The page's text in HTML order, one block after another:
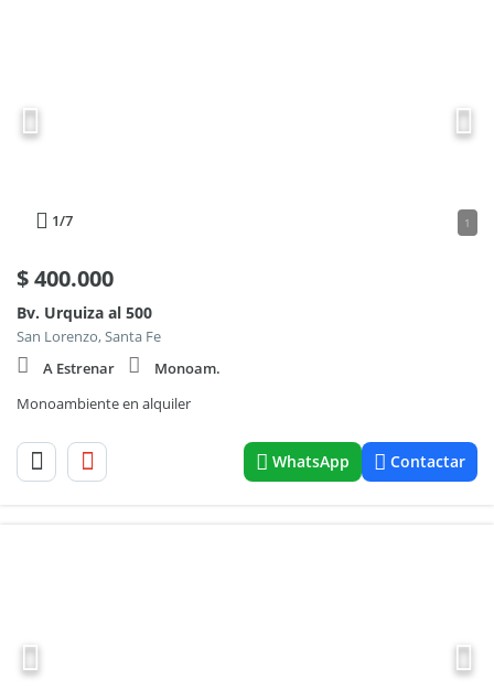
1/7 1
$400.000
Bv. Urquiza al 500
San Lorenzo, Santa Fe
A Estrenar
Monoam.
Monoambiente en alquiler
WhatsApp Contactar